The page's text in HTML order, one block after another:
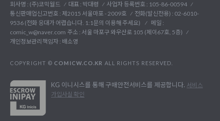
회사명 : (주)코믹월드 대표 : 박대령
사업자 등록번호 : 105-86-00594
통신판매업신고번호 : 제2015 서울마포 - 2009호
전화(발신전용) : 02-6010-
9536 (전화 응대가 어렵습니다. 1:1문의 이용해 주세요)
메일 :
comic_w@naver.com 주소 : 서울 마포구 와우산로 105 (제이67호, 5층)
개인정보관리책임자 : 배소영
COPYRIGHT © COMICW.CO.KR ALL RIGHTS RESERVED.
KG 이니시스를 통해 구매안전서비스를 제공합니다. 서비스
가입사실 확인